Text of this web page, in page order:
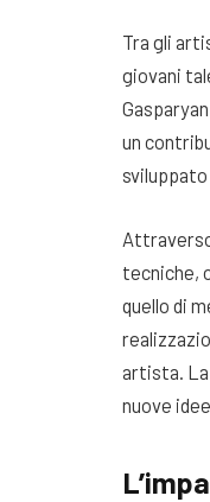
Tra gli
giovani
un
tecniche,
quello di
artista.
nuove